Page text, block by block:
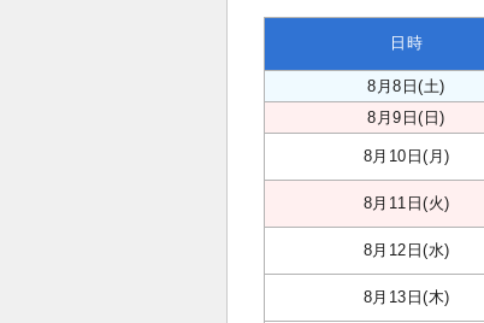
日時
8月8日(土)
8月9日(日)
8月10日(月)
8月11日(火)
8月12日(水)
8月13日(木)